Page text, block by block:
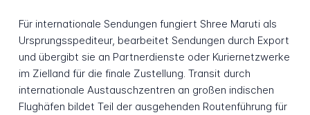
Für internationale Sendungen fungiert Shree Maruti als
Ursprungsspediteur, bearbeitet Sendungen durch Export
und übergibt sie an Partnerdienste oder Kuriernetzwerke
im Zielland für die finale Zustellung. Transit durch
internationale Austauschzentren an großen indischen
Flughäfen bildet Teil der ausgehenden Routenführung für